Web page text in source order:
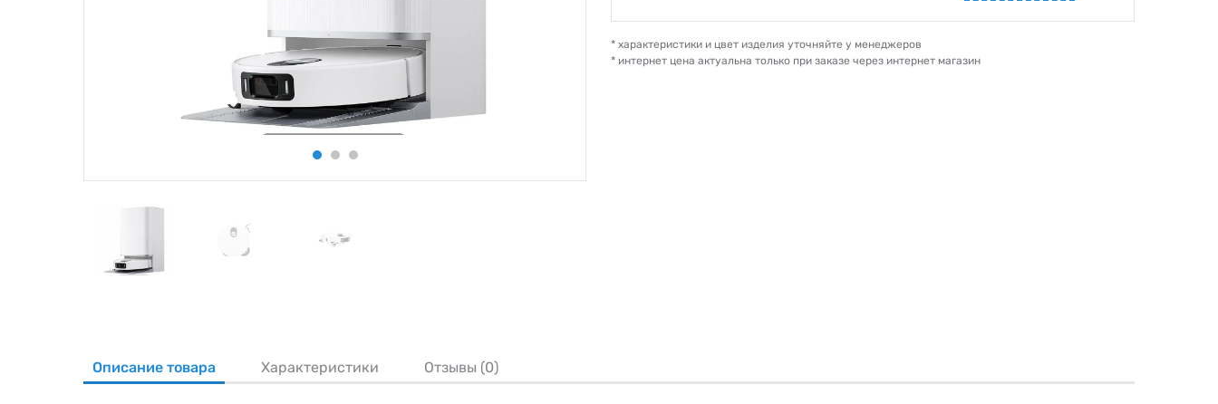
* характеристики и цвет изделия уточняйте у менеджеров
* интернет цена актуальна только при заказе через интернет магазин
Описание товара Характеристики Отзывы (0)